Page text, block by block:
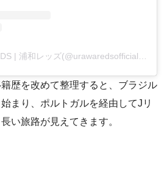
歴を改めて整理すると、ブラジル
まり、ポルトガルを経由してJリ
い旅路が見えてきます。